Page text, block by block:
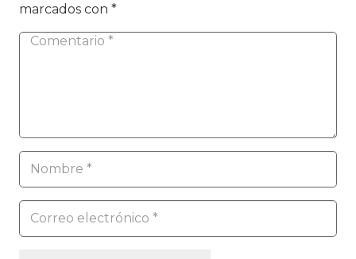
marcados con *